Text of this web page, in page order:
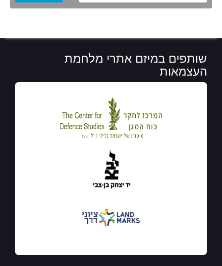
Search
שותפים במיזם אתרי מלחמת
העצמאות